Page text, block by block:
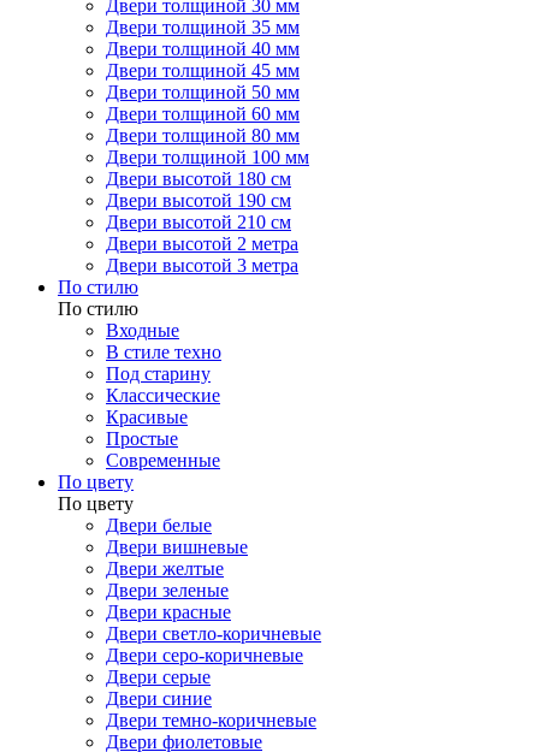
Двери толщиной 30 мм
Двери толщиной 35 мм
Двери толщиной 40 мм
Двери толщиной 45 мм
Двери толщиной 50 мм
Двери толщиной 60 мм
Двери толщиной 80 мм
Двери толщиной 100 мм
Двери высотой 180 см
Двери высотой 190 см
Двери высотой 210 см
Двери высотой 2 метра
Двери высотой 3 метра
По стилю
По стилю
Входные
В стиле техно
Под старину
Классические
Красивые
Простые
Современные
По цвету
По цвету
Двери белые
Двери вишневые
Двери желтые
Двери зеленые
Двери красные
Двери светло-коричневые
Двери серо-коричневые
Двери серые
Двери синие
Двери темно-коричневые
Двери фиолетовые